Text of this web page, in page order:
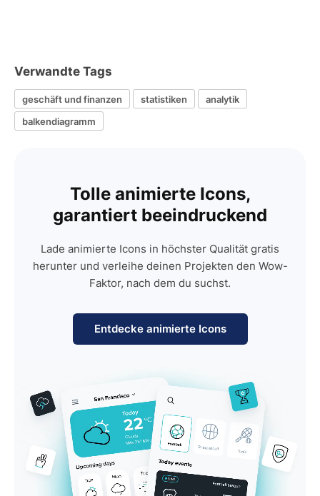
Verwandte Tags
geschäft und finanzen statistiken
analytik
balkendiagramm
Tolle animierte Icons,
garantiert beeindruckend
Lade animierte Icons in höchster Qualität gratis
herunter und verleihe deinen Projekten den Wow-
Faktor, nach dem du suchst.
Entdecke animierte Icons